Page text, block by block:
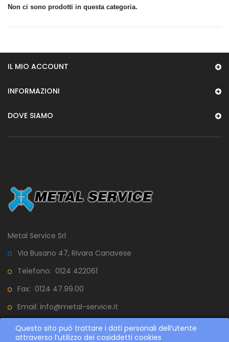
Questo sito può trattare i dati personali dell’utente
attraverso l’utilizzo dei cosiddetti cookies
Non ci sono prodotti in questa categoria.
IL MIO ACCOUNT
INFORMAZIONI
DOVE SIAMO
Metal Service Srl
Via Busano 47, Rivara Canavese
Telefono: 0124 422061
Fax: 0124 47.99.00
Email: info@metal-service.it
METAL SERVICE S.R.L. - VIA BUSANO 47, RIVARA 10080 (TO) -